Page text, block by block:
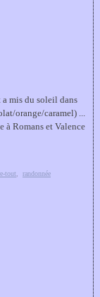
mis du soleil dans
orange/caramel) ...
Romans et Valence
tout randonnée